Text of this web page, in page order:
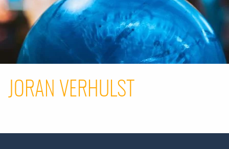
JORAN VERHULST